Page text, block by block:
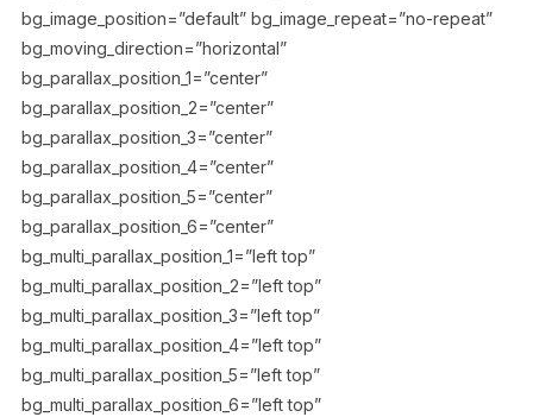
bg_image_position=”default” bg_image_repeat=”no-repeat”
bg_moving_direction=”horizontal”
bg_parallax_position_1=”center”
bg_parallax_position_2=”center”
bg_parallax_position_3=”center”
bg_parallax_position_4=”center”
bg_parallax_position_5=”center”
bg_parallax_position_6=”center”
bg_multi_parallax_position_1=”left top”
bg_multi_parallax_position_2=”left top”
bg_multi_parallax_position_3=”left top”
bg_multi_parallax_position_4=”left top”
bg_multi_parallax_position_5=”left top”
bg_multi_parallax_position_6=”left top”